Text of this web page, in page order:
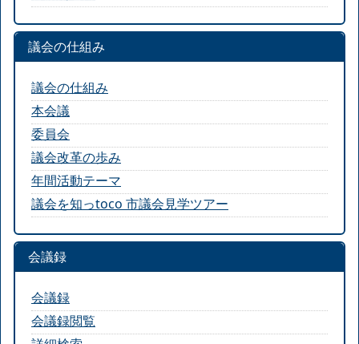
議会の仕組み
議会の仕組み
本会議
委員会
議会改革の歩み
年間活動テーマ
議会を知っtoco 市議会見学ツアー
会議録
会議録
会議録閲覧